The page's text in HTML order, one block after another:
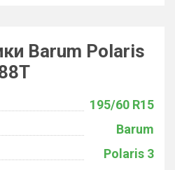
Barum Polaris
195/60 R15
Barum
Polaris 3